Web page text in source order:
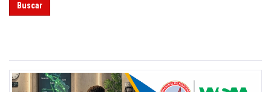
Buscar